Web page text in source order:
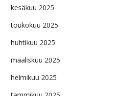
kesäkuu 2025
toukokuu 2025
huhtikuu 2025
maaliskuu 2025
helmikuu 2025